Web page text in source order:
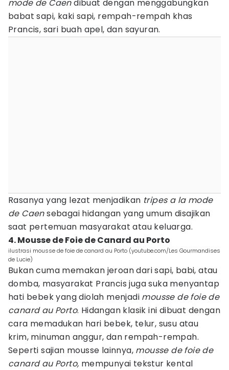
mode de Caendibuat dengan menggabungkan
babat sapi, kaki sapi, rempah-rempah khas
Prancis, sari buah apel, dan sayuran.
Rasanya yang lezat menjadikan tripes a la mode
de Caensebagai hidangan yang umum disajikan
saat pertemuan masyarakat atau keluarga.
4. Mousse de Foie de Canard au Porto
ilustrasi mousse de foie de canard au Porto (youtube.com/Les Gourmandises
de Lucie)
Bukan cuma memakan jeroan dari sapi, babi, atau
domba, masyarakat Prancis juga suka menyantap
hati bebek yang diolah menjadi mousse de foie de
canard au Porto. Hidangan klasik ini dibuat dengan
cara memadukan hari bebek, telur, susu atau
krim, minuman anggur, dan rempah-rempah.
Seperti sajian mousse lainnya, mousse de foie de
canard au Porto, mempunyai tekstur kental